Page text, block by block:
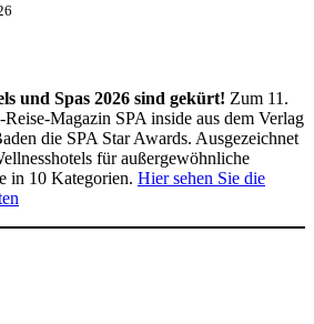
und Spas 2026 sind gekürt! Zum 11.
Magazin SPA inside aus dem Verlag
die SPA Star Awards. Ausgezeichnet
für außergewöhnliche
in 10 Kategorien. Hier sehen Sie die